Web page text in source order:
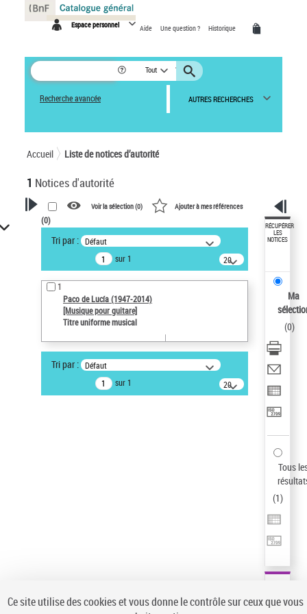
Espace personnel Aide Une question ? Historique
Tout
Recherche avancée AUTRES RECHERCHES
Accueil Liste de notices d’autorité
1 Notices d'autorité
VOTRE RECHERCHE
Recherche avancée dans les
notices d’autorité
Œuvres liées à l'auteur :
Paco de Lucía (1947-2014)
Auteur d’œuvre
Type de notice d'autorité
Œuvre
Sauvegarder votre recherche
Voir la sélection (0) Ajouter à mes références
(0)
Tri par : Défaut
sur 1
20
résultats/page
1
Paco de Lucía (1947-2014)
[Musique pour guitare]
Titre uniforme musical
Tri par : Défaut
sur 1
20
résultats/page
RÉCUPÉRER
LES
NOTICES
Ma
(0)
Tous
(1)
Panneau de gestion des cookies
Ce site utilise des cookies et vous donne le contrôle sur ceux que vous